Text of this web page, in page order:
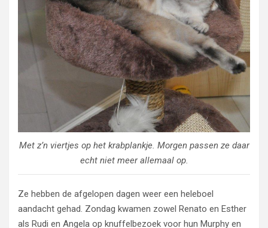
Met z’n viertjes op het krabplankje. Morgen passen ze daar
echt niet meer allemaal op.
Ze hebben de afgelopen dagen weer een heleboel
aandacht gehad. Zondag kwamen zowel Renato en Esther
als Rudi en Angela op knuffelbezoek voor hun Murphy en